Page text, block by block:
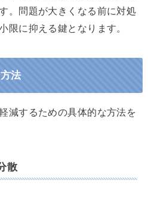
。問題が大きくなる前に対処
限に抑える鍵となります。
法
減するための具体的な方法を
散